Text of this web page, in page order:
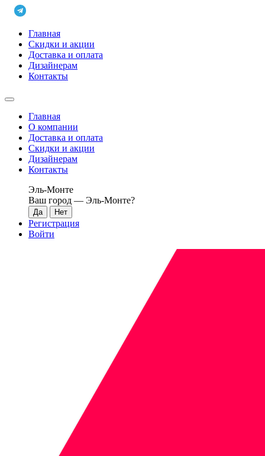
Главная
Скидки и акции
Доставка и оплата
Дизайнерам
Контакты
Главная
О компании
Доставка и оплата
Скидки и акции
Дизайнерам
Контакты
Эль-Монте
Ваш город — Эль-Монте?
Регистрация
Войти